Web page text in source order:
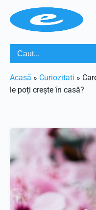
Acasã » Curiozitati »
le poți crește în casă?